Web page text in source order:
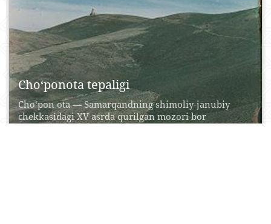
Cho‘ponota tepaligi
Cho‘pon ota — Samarqandning shimoliy-janubiy
chekkasidagi XV asrda qurilgan mozori bor